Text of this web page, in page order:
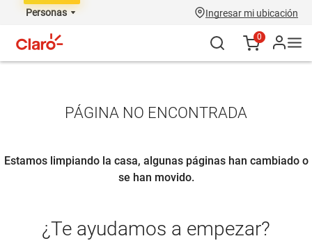
Personas Ingresar mi ubicación
0
PÁGINA NO ENCONTRADA
Estamos limpiando la casa, algunas páginas han cambiado o
se han movido.
¿Te ayudamos a empezar?